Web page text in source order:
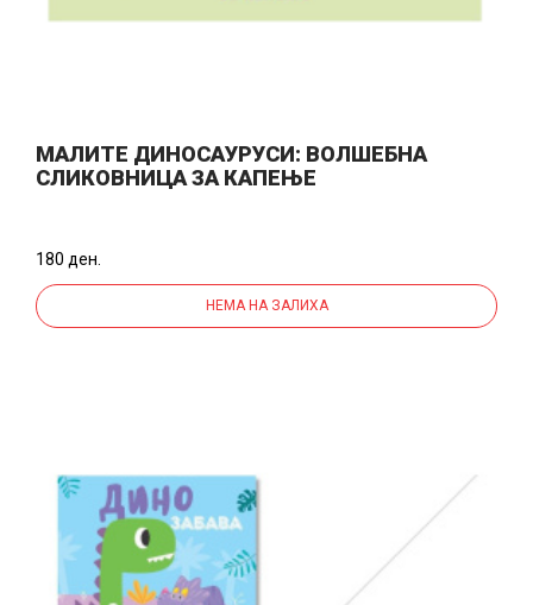
МАЛИТЕ ДИНОСАУРУСИ: ВОЛШЕБНА
СЛИКОВНИЦА ЗА КАПЕЊЕ
180 ден.
НЕМА НА ЗАЛИХА